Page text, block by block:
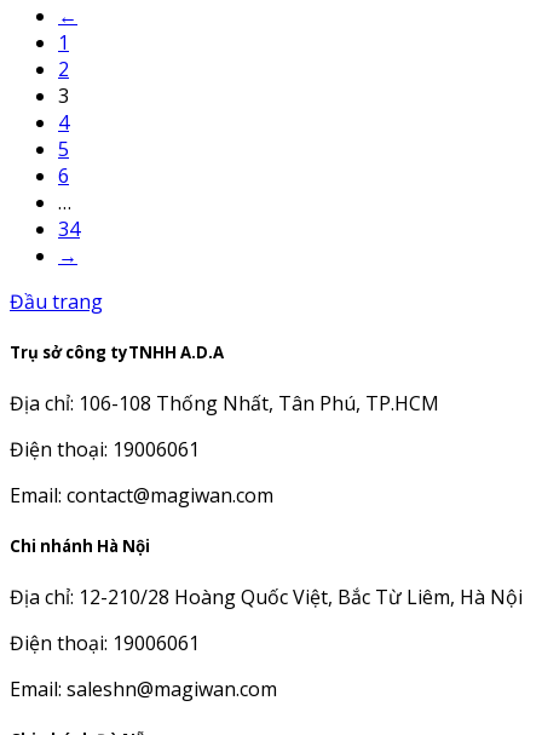
←
1
2
3
4
5
6
…
34
→
Đầu trang
Trụ sở công tyTNHH A.D.A
Địa chỉ: 106-108 Thống Nhất, Tân Phú, TP.HCM
Điện thoại: 19006061
Email: contact@magiwan.com
Chi nhánh Hà Nội
Địa chỉ: 12-210/28 Hoàng Quốc Việt, Bắc Từ Liêm, Hà Nội
Điện thoại: 19006061
Email: saleshn@magiwan.com